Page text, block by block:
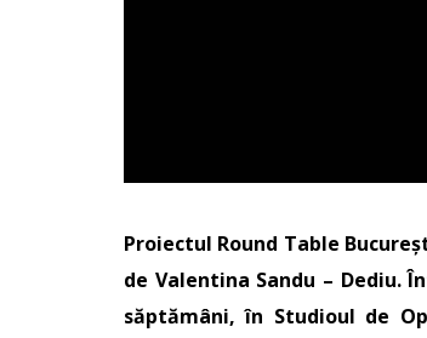
Proiectul Round Table
de Valentina Sandu – Dediu.
săptămâni, în Studioul de